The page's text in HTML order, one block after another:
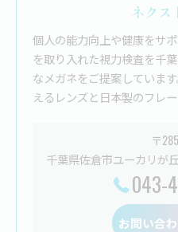
ネクス
個人の能力向上や健康をサ
を取り入れた視力検査を千
なメガネをご提案していま
えるレンズと日本製のフレ
〒
千葉県佐倉市ユーカリが
043-
お問い合